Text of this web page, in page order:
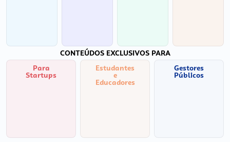
CONTEÚDOS EXCLUSIVOS PARA
Para
Startups
Estudantes
e
Educadores
Gestores
Públicos